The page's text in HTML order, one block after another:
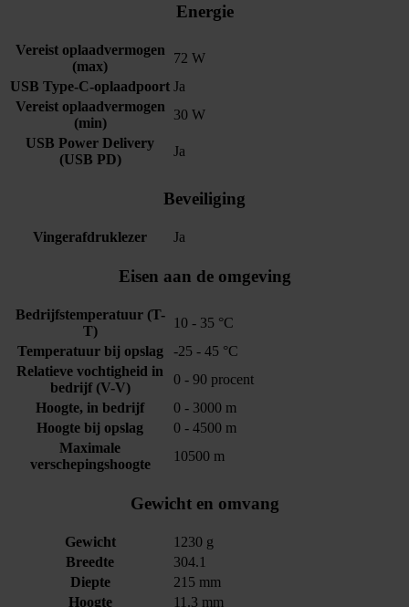
Energie
Vereist oplaadvermogen
(max)
72 W
USB Type-C-oplaadpoort Ja
Vereist oplaadvermogen
(min)
30 W
USB Power Delivery
(USB PD)
Ja
Beveiliging
Vingerafdruklezer Ja
Eisen aan de omgeving
Bedrijfstemperatuur (T-
T)
10 - 35 °C
Temperatuur bij opslag
-25 - 45 °C
Relatieve vochtigheid in
bedrijf (V-V)
0 - 90 procent
Hoogte, in bedrijf
0 - 3000 m
Hoogte bij opslag
0 - 4500 m
Maximale
verschepingshoogte
10500 m
Gewicht en omvang
Gewicht
1230 g
Breedte
304.1
Diepte
215 mm
Hoogte
11.3 mm